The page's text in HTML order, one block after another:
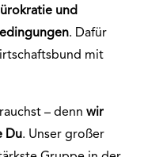
und
. Dafür
mit
– denn wir
Du. Unser großer